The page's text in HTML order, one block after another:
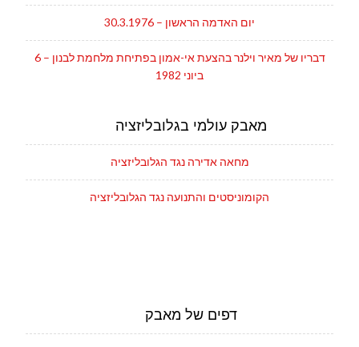
יום האדמה הראשון – 30.3.1976
דבריו של מאיר וילנר בהצעת אי-אמון בפתיחת מלחמת לבנון – 6
ביוני 1982
מאבק עולמי בגלובליזציה
מחאה אדירה נגד הגלובליזציה
הקומוניסטים והתנועה נגד הגלובליזציה
דפים של מאבק